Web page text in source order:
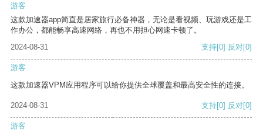
游客
这款加速器app简直是居家旅行必备神器，无论是看视频、玩游戏还是工
作办公，都能畅享高速网络，再也不用担心网速卡顿了。
2024-08-31
支持[0] 反对[0]
游客
这款加速器VPM应用程序可以给你提供全球覆盖和最高安全性的连接。
2024-08-31 支持[0] 反对[0]
游客